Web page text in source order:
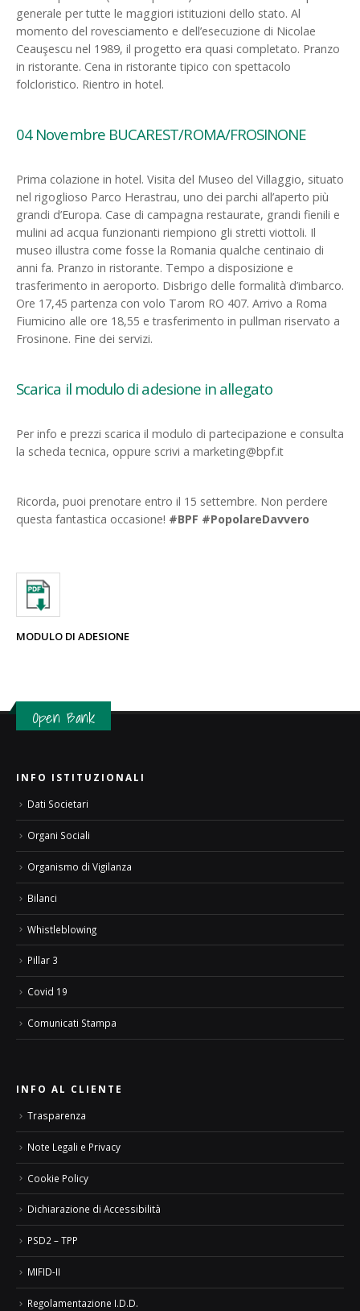
generale per tutte le maggiori istituzioni dello stato. Al
momento del rovesciamento e dell’esecuzione di Nicolae
Ceauşescu nel 1989, il progetto era quasi completato. Pranzo
in ristorante. Cena in ristorante tipico con spettacolo
folcloristico. Rientro in hotel.
04 Novembre BUCAREST/ROMA/FROSINONE
Prima colazione in hotel. Visita del Museo del Villaggio, situato
nel rigoglioso Parco Herastrau, uno dei parchi all’aperto più
grandi d’Europa. Case di campagna restaurate, grandi fienili e
mulini ad acqua funzionanti riempiono gli stretti viottoli. Il
museo illustra come fosse la Romania qualche centinaio di
anni fa. Pranzo in ristorante. Tempo a disposizione e
trasferimento in aeroporto. Disbrigo delle formalità d’imbarco.
Ore 17,45 partenza con volo Tarom RO 407. Arrivo a Roma
Fiumicino alle ore 18,55 e trasferimento in pullman riservato a
Frosinone. Fine dei servizi.
Scarica il modulo di adesione in allegato
Per info e prezzi scarica il modulo di partecipazione e consulta
la scheda tecnica, oppure scrivi a marketing@bpf.it
Ricorda, puoi prenotare entro il 15 settembre. Non perdere
questa fantastica occasione! #BPF #PopolareDavvero
MODULO DI ADESIONE
Open Bank
INFO ISTITUZIONALI
Dati Societari
Organi Sociali
Organismo di Vigilanza
Bilanci
Whistleblowing
Pillar 3
Covid 19
Comunicati Stampa
INFO AL CLIENTE
Trasparenza
Note Legali e Privacy
Cookie Policy
Dichiarazione di Accessibilità
PSD2 – TPP
MIFID-II
Regolamentazione I.D.D.